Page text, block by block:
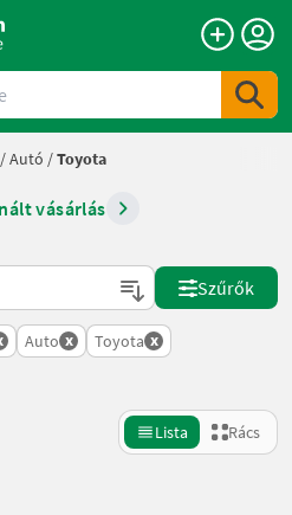
/Autó /Toyota
vásárlás
on
Szűrők
Auto x Toyota x
Lista Rács